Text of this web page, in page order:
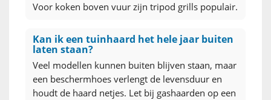
Voor koken boven vuur zijn tripod grills populair.
Kan ik een tuinhaard het hele jaar buiten
laten staan?
Veel modellen kunnen buiten blijven staan, maar
een beschermhoes verlengt de levensduur en
houdt de haard netjes. Let bij gashaarden op een